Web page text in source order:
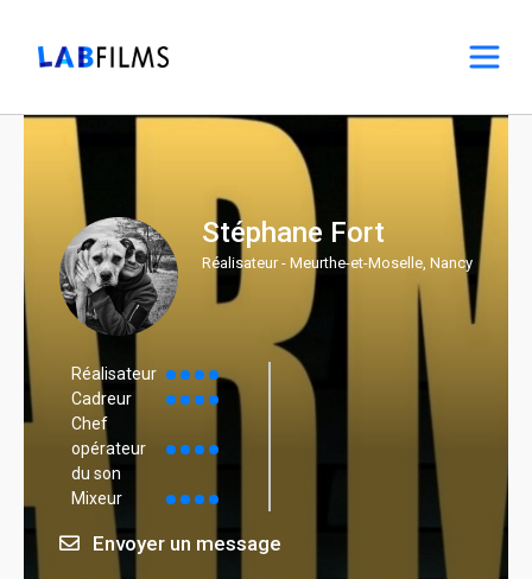
Stéphane Fort
Réalisateur - Meurthe-et-Moselle, Nancy
Réalisateur
Cadreur
Chef
opérateur
du son
Mixeur
Envoyer un message